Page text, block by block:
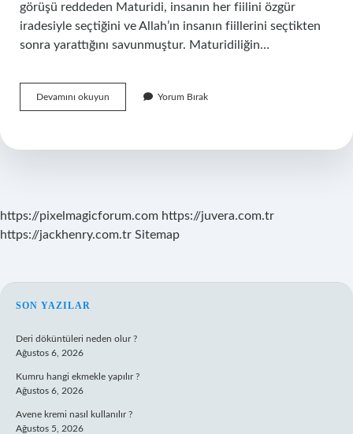
görüşü reddeden Maturidi, insanın her fiilini özgür
iradesiyle seçtiğini ve Allah’ın insanın fiillerini seçtikten
sonra yarattığını savunmuştur. Maturidiliğin…
Devamını okuyun Maturidilik
Fikhi
Yorum Bırak
https://pixelmagicforum.com https://juvera.com.tr
https://jackhenry.com.tr Sitemap
SIDEBAR
SON YAZILAR
Deri döküntüleri neden olur ?
Ağustos 6, 2026
Kumru hangi ekmekle yapılır ?
Ağustos 6, 2026
Avene kremi nasıl kullanılır ?
Ağustos 5, 2026